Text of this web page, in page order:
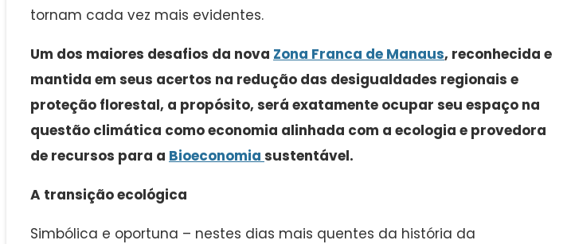
tornam cada vez mais evidentes.
Um dos maiores desafios da nova Zona Franca de Manaus, reconhecida e
mantida em seus acertos na redução das desigualdades regionais e
proteção florestal, a propósito, será exatamente ocupar seu espaço na
questão climática como economia alinhada com a ecologia e provedora
de recursos para a Bioeconomia sustentável.
A transição ecológica
Simbólica e oportuna – nestes dias mais quentes da história da